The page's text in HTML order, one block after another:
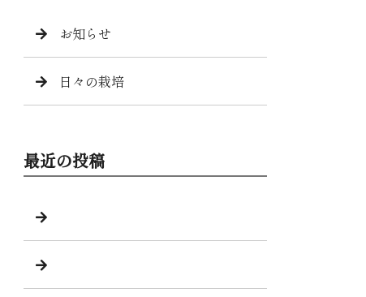
お知らせ
日々の栽培
最近の投稿